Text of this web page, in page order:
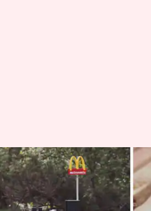
मधुमक्खियों के लिए
दुनिया का पहला
जानिए कारण